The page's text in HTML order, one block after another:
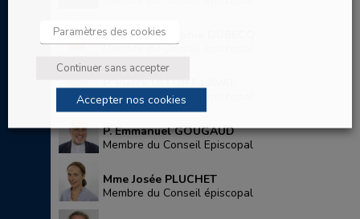
Mme Anne-Sophie DUBECQ
Membre du Conseil épiscopal
Membre du Conseil épiscopal
P. Emmanuel GOUGAUD
Membre du Conseil Episcopal
Mme Josée PLUCHET
Membre du Conseil épiscopal
Paramètres des cookies
Continuer sans accepter
Accepter nos cookies